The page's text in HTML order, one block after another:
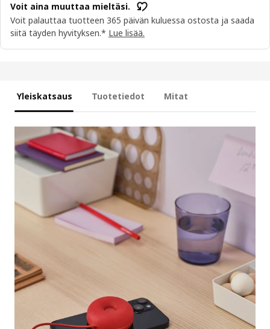
Voit aina muuttaa mieltäsi.
Voit palauttaa tuotteen 365 päivän kuluessa ostosta ja saada
siitä täyden hyvityksen.* Lue lisää.
Yleiskatsaus Tuotetiedot Mitat